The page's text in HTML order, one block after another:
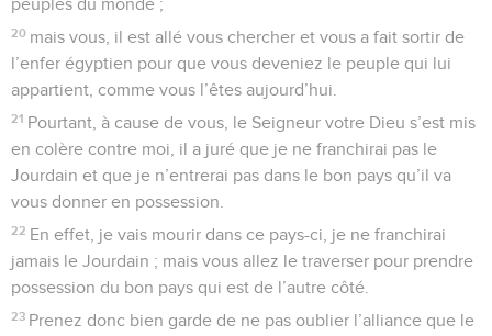
peuples du monde ;
20 mais vous, il est allé vous chercher et vous a fait sortir de
l’enfer égyptien pour que vous deveniez le peuple qui lui
appartient, comme vous l’êtes aujourd’hui.
21 Pourtant, à cause de vous, le Seigneur votre Dieu s’est mis
en colère contre moi, il a juré que je ne franchirai pas le
Jourdain et que je n’entrerai pas dans le bon pays qu’il va
vous donner en possession.
22 En effet, je vais mourir dans ce pays-ci, je ne franchirai
jamais le Jourdain ; mais vous allez le traverser pour prendre
possession du bon pays qui est de l’autre côté.
23 Prenez donc bien garde de ne pas oublier l’alliance que le